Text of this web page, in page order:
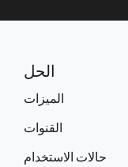
الحل
الميزات
القنوات
حالات الاستخدام